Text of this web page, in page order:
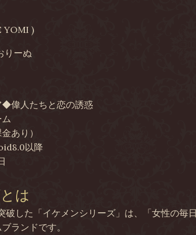
YOMI )
りーぬ
◆偉人たちと恋の誘惑
あり）
以降
は
破した「イケメンシリーズ」は、「女性の毎
ランドです。